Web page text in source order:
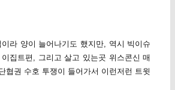
라 양이 늘어나기도 했지만, 역시 빅이슈
집트편, 그리고 살고 있는곳 위스콘신 매
협권 수호 투쟁이 들어가서 이런저런 트윗